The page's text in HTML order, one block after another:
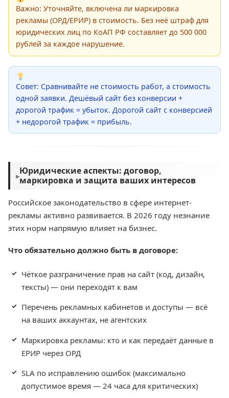
Важно: Уточняйте, включена ли маркировка
рекламы (ОРД/ЕРИР) в стоимость. Без неё штраф для
юридических лиц по КоАП РФ составляет до 500 000
рублей за каждое нарушение.
Совет: Сравнивайте не стоимость работ, а стоимость
одной заявки. Дешёвый сайт без конверсии +
дорогой трафик = убыток. Дорогой сайт с конверсией
+ недорогой трафик = прибыль.
▸Юридические аспекты: договор,
маркировка и защита ваших интересов
Российское законодательство в сфере интернет-
рекламы активно развивается. В 2026 году незнание
этих норм напрямую влияет на бизнес.
Что обязательно должно быть в договоре:
Чёткое разграничение прав на сайт (код, дизайн,
тексты) — они переходят к вам
Перечень рекламных кабинетов и доступы — всё
на ваших аккаунтах, не агентских
Маркировка рекламы: кто и как передаёт данные в
ЕРИР через ОРД
SLA по исправлению ошибок (максимально
допустимое время — 24 часа для критических)